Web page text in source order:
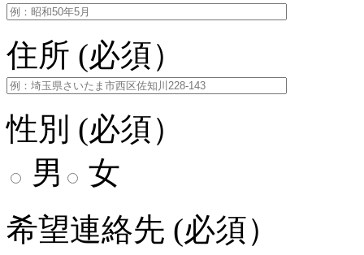
住所 (必須）
性別 (必須）
男
女
希望連絡先 (必須）